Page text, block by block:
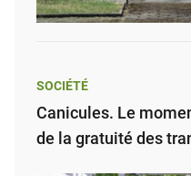
SOCIÉTÉ
Canicules. Le
de la gratuité des